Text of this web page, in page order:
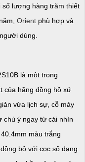
lượng hàng trăm thiết
Orient phù hợp và
dùng.​
là một trong
của hãng đồng hồ xứ
vừa lịch sự, cỗ máy
chú ý ngay từ cái nhìn
màu trắng
bộ với cọc số dạng